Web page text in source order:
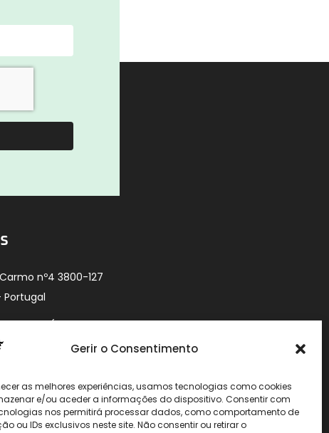
Gerir o Consentimento
as melhores experiências, usamos tecnologias como cookies
e/ou aceder a informações do dispositivo. Consentir com
nos permitirá processar dados, como comportamento de
ou IDs exclusivos neste site. Não consentir ou retirar o
nº4 3800-127
Portugal
740 (Chamada
móvel nacional)